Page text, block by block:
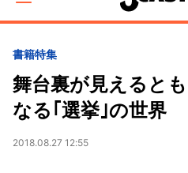
書籍特集
舞台裏が見えると
なる｢選挙｣の世界
2018.08.27 12:55